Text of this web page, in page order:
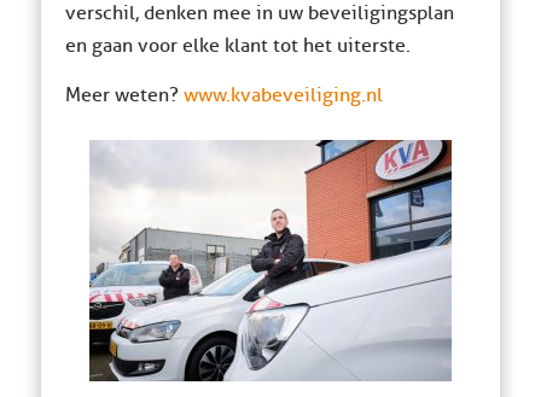
verschil, denken mee in uw beveiligingsplan
en gaan voor elke klant tot het uiterste.
Meer weten? www.kvabeveiliging.nl